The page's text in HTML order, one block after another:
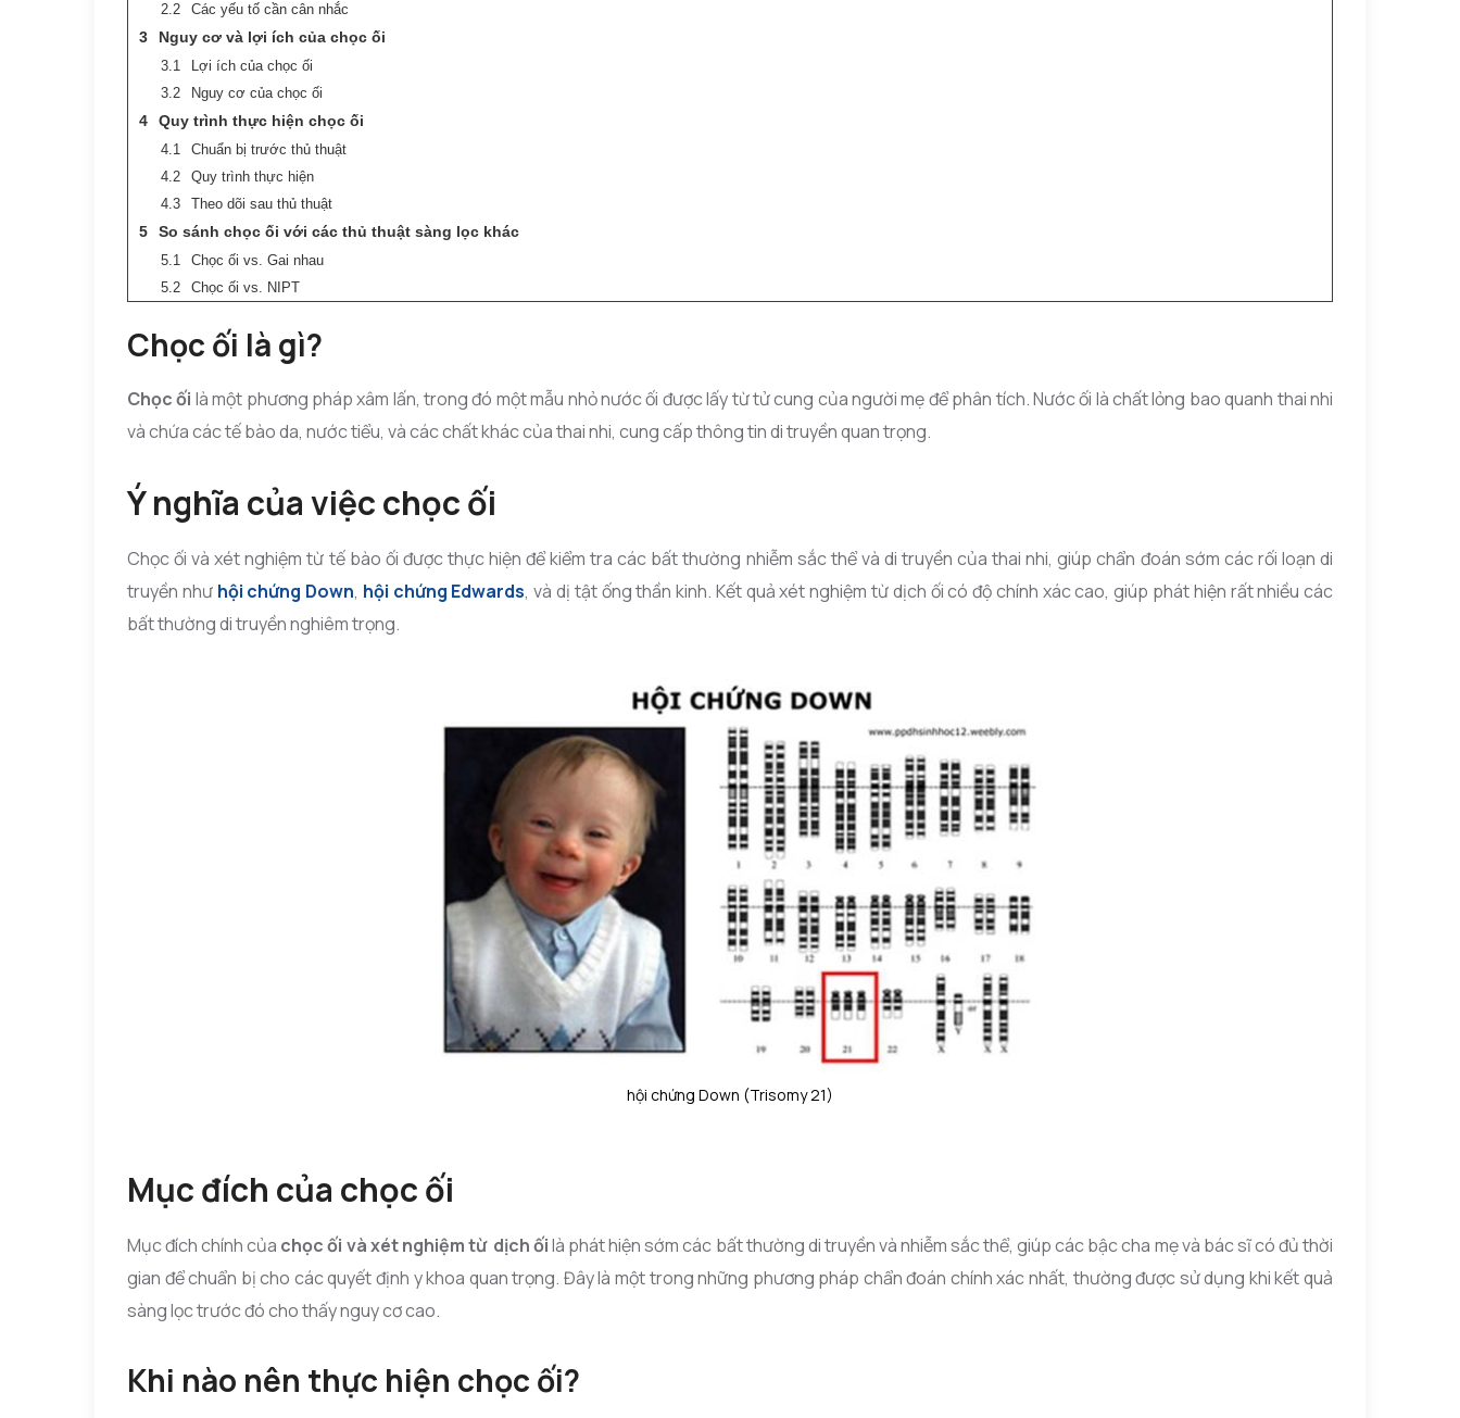
Các yếu tố cần cân nhắc
Nguy cơ và lợi ích của chọc ối
Lợi ích của chọc ối
Nguy cơ của chọc ối
Quy trình thực hiện chọc ối
Chuẩn bị trước thủ thuật
Quy trình thực hiện
Theo dõi sau thủ thuật
So sánh chọc ối với các thủ thuật sàng lọc khác
Chọc ối vs. Gai nhau
Chọc ối vs. NIPT
Chọc ối là gì?
Chọc ối là một phương pháp xâm lấn, trong đó một mẫu nhỏ nước ối được lấy từ tử cung của người mẹ để phân tích. Nước ối là chất lỏng bao quanh thai nhi
và chứa các tế bào da, nước tiểu, và các chất khác của thai nhi, cung cấp thông tin di truyền quan trọng.
Ý nghĩa của việc chọc ối
Chọc ối và xét nghiệm từ tế bào ối được thực hiện để kiểm tra các bất thường nhiễm sắc thể và di truyền của thai nhi, giúp chẩn đoán sớm các rối loạn di
truyền như hội chứng Down, hội chứng Edwards, và dị tật ống thần kinh. Kết quả xét nghiệm từ dịch ối có độ chính xác cao, giúp phát hiện rất nhiều các
bất thường di truyền nghiêm trọng.
hội chứng Down (Trisomy 21)
Mục đích của chọc ối
Mục đích chính của chọc ối và xét nghiệm từ dịch ốilà phát hiện sớm các bất thường di truyền và nhiễm sắc thể, giúp các bậc cha mẹ và bác sĩ có đủ thời
gian để chuẩn bị cho các quyết định y khoa quan trọng. Đây là một trong những phương pháp chẩn đoán chính xác nhất, thường được sử dụng khi kết quả
sàng lọc trước đó cho thấy nguy cơ cao.
Khi nào nên thực hiện chọc ối?